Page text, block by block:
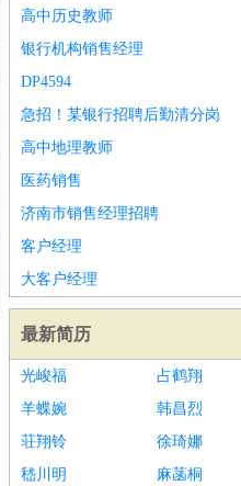
高中历史教师
银行机构销售经理
DP4594
急招！某银行招聘后勤清分岗
高中地理教师
医药销售
济南市销售经理招聘
客户经理
大客户经理
最新简历
光峻福
占鹤翔
羊蝶婉
韩昌烈
荘翔铃
徐琦娜
嵇川明
麻菡桐